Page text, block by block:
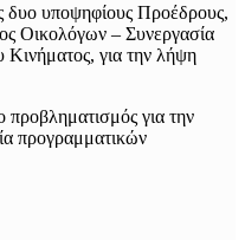
δυο υποψηφίους Προέδρους,
Οικολόγων – Συνεργασία
Κινήματος, για την λήψη
για την
προγραμματικών